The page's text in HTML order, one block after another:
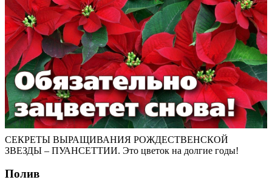
СЕКРЕТЫ ВЫРАЩИВАНИЯ РОЖДЕСТВЕНСКОЙ
ЗВЕЗДЫ – ПУАНСЕТТИИ. Это цветок на долгие годы!
Полив